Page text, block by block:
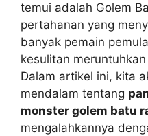
temui adalah Golem
pertahanan yang
banyak pemain
kesulitan
Dalam artikel ini, kita
mendalam tentang
monster golem batu
mengalahkannya